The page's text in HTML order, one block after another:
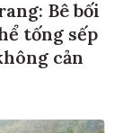
Bê bối
tống sếp
cản